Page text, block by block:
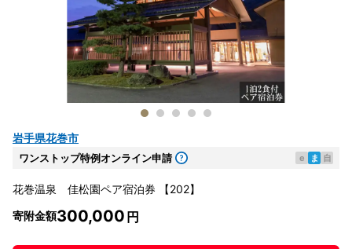
岩手県花巻市
ワンストップ特例オンライン申請 e ま 自
花巻温泉 佳松園ペア宿泊券 【202】
寄附金額300,000